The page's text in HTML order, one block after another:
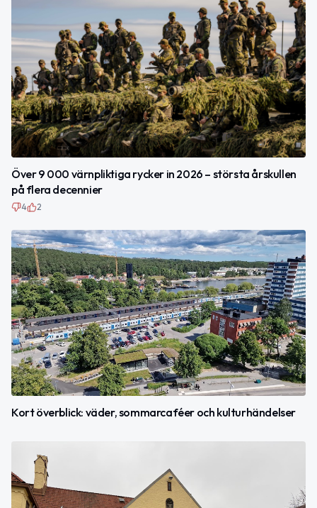
Över 9 000 värnpliktiga rycker in 2026 – största årskullen
på flera decennier
4 2
Kort överblick: väder, sommarcaféer och kulturhändelser